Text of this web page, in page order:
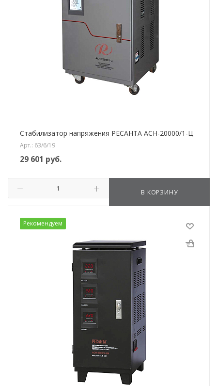
Стабилизатор напряжения РЕСАНТА АСН-20000/1-Ц
Арт.: 63/6/19
29 601 руб.
В КОРЗИНУ
Рекомендуем